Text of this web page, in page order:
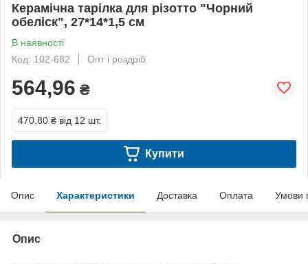
Керамічна тарілка для різотто "Чорний
обеліск", 27*14*1,5 см
В наявності
Код: 102-682
Опт і роздріб
564,96 ₴
470,80 ₴ від 12 шт.
Купити
Опис Характеристики Доставка Оплата Умови
Опис